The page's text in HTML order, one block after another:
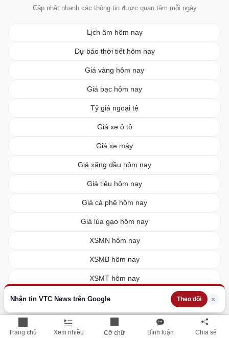
Trang chủ Xem nhiều Cỡ chữ Bình luận Chia sẻ
Nhận tin VTC News trên Google Theo dõi ×
Cập nhật nhanh các thông tin được quan tâm mỗi ngày
Lịch âm hôm nay
Dự báo thời tiết hôm nay
Giá vàng hôm nay
Giá bạc hôm nay
Tỷ giá ngoại tệ
Giá xe ô tô
Giá xe máy
Giá xăng dầu hôm nay
Giá tiêu hôm nay
Giá cà phê hôm nay
Giá lúa gạo hôm nay
XSMN hôm nay
XSMB hôm nay
XSMT hôm nay
Vietlott hôm nay